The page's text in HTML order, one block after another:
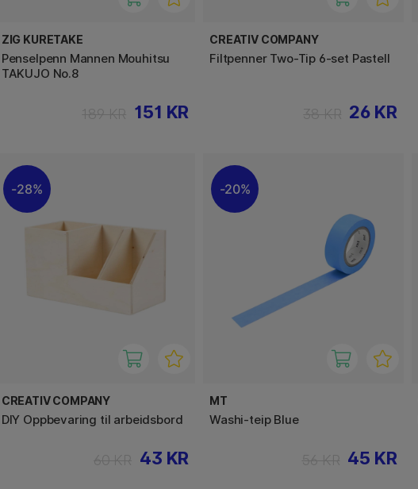
ZIG KURETAKE
Penselpenn Mannen Mouhitsu
TAKUJO No.8
151 KR
CREATIV COMPANY
Filtpenner Two-Tip 6-set Pastell
26 KR
28%
CREATIV COMPANY
DIY Oppbevaring til arbeidsbord
43 KR
20%
MT
Washi-teip Blue
45 KR